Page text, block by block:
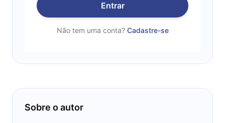
Entrar
Não tem uma conta? Cadastre-se
Sobre o autor